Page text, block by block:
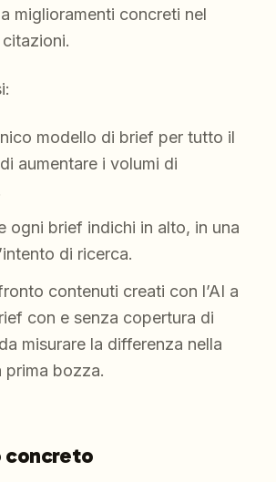
miglioramenti concreti nel
modello di brief per tutto il
aumentare i volumi di
ogni brief indichi in alto, in una
di ricerca.
contenuti creati con l’AI a
con e senza copertura di
misurare la differenza nella
prima bozza.
concreto